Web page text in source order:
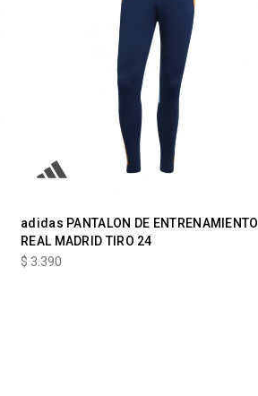
adidas PANTALON DE ENTRENAMIENTO
REAL MADRID TIRO 24
$ 3.390